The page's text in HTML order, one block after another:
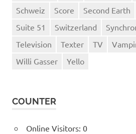
Schweiz
Score Second Earth
Suite 51
Switzerland
Television
Texter TV
Willi Gasser
Yello
COUNTER
Online Visitors: 0